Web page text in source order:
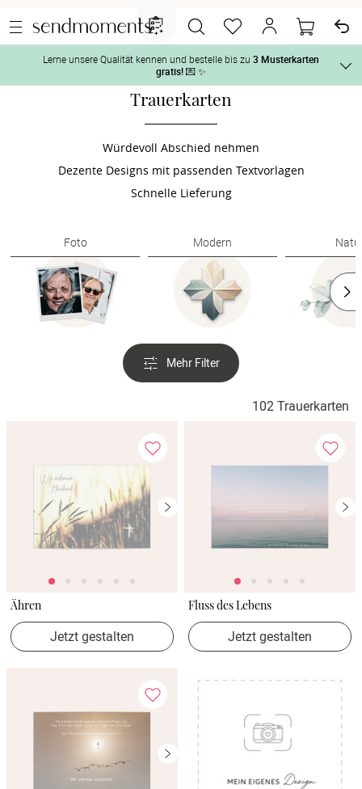
Tag der
Lerne unsere Qualität kennen und bestelle bis zu 3 Musterkarten
gratis!💌 ✨
1. Wähle bis zu 3 Kartendesigns aus und gestalte sie nach Deinen
2. Aktiviere „kostenlose Musterkarte“ auf der jeweiligen
Produktseite und lasse Dir die Karten kostenlos per Post zusenden.
Trauerkarten
Würdevoll Abschied nehmen
Dezente Designs mit passenden Textvorlagen
Schnelle Lieferung
Foto Modern
Mehr Filter
102 Trauerkarten
Ähren
Jetzt gestalten
Fluss des Lebens
Jetzt gestalten